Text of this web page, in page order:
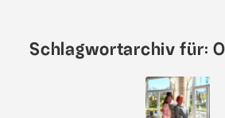
Schlagwortarchiv für: